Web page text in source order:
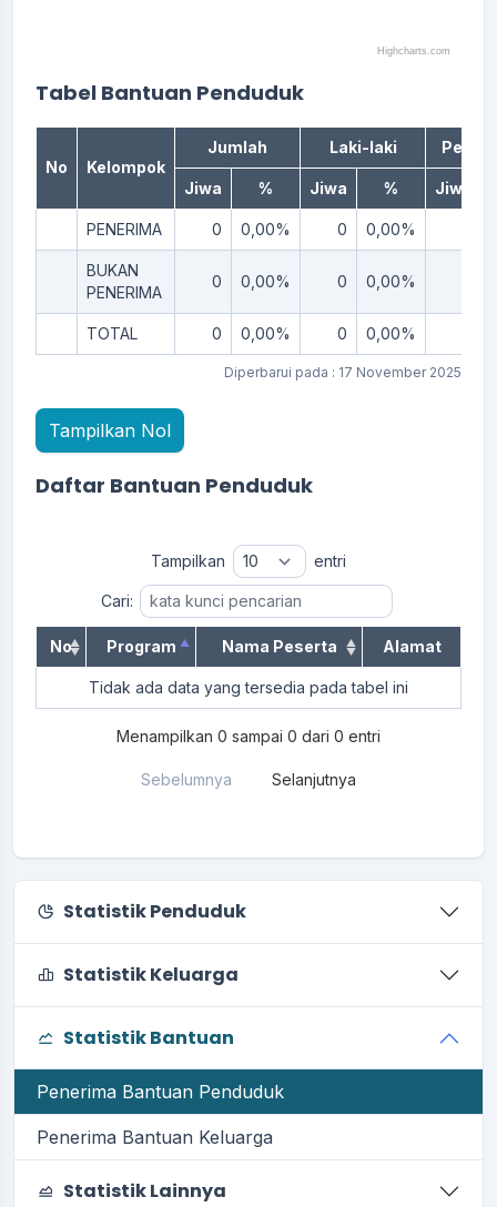
Statistik Penduduk
Statistik Keluarga
Statistik Bantuan
Penerima Bantuan Penduduk
Penerima Bantuan Keluarga
Statistik Lainnya
Highcharts.com
Tabel Bantuan Penduduk
No Kelompok
Jumlah Laki-laki
Jiwa % Jiwa % Jiwa
PENERIMA 0 0,00% 0 0,00%
BUKAN
PENERIMA
0 0,00% 0 0,00%
TOTAL 0 0,00% 0 0,00%
Diperbarui pada : 17 November 2025
Tampilkan Nol
Daftar Bantuan Penduduk
Tampilkan entri
Cari:
No Program Nama Peserta Alamat
Tidak ada data yang tersedia pada tabel ini
Menampilkan 0 sampai 0 dari 0 entri
Sebelumnya Selanjutnya